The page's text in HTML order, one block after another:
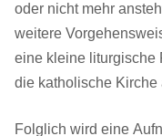
oder nicht mehr
weitere
eine kleine liturgische
die katholische Kirche
Folglich wird eine